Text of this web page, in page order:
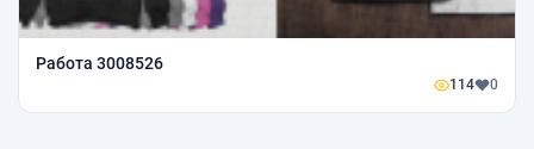
Работа 3008526
114 0